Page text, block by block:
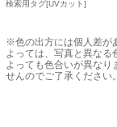
検索用タグ[UVカット]
※色の出方には個人差が
よっては、写真と異なる
よっても色合いが異なり
せんのでご了承ください。